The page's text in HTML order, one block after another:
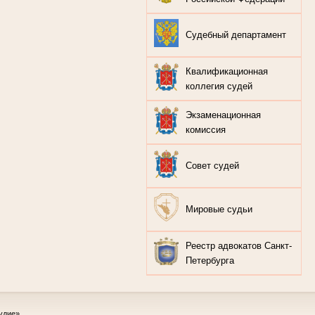
Судебный департамент
Квалификационная
коллегия судей
Экзаменационная
комиссия
Совет судей
Мировые судьи
Реестр адвокатов Санкт-
Петербурга